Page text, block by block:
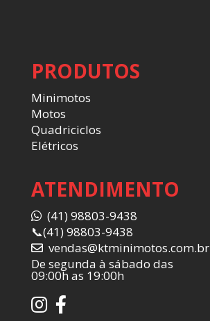
PRODUTOS
Minimotos
Motos
Quadriciclos
Elétricos
ATENDIMENTO
(41) 98803-9438
📞(41) 98803-9438
vendas@ktminimotos.com.br
De segunda à sábado das
09:00h as 19:00h